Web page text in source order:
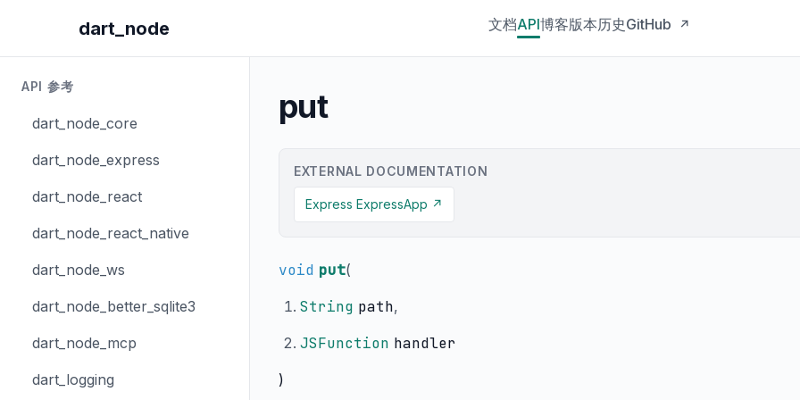
dart_node 文档API博客版本历史GitHub ↗
API 参考
dart_node_core
dart_node_express
dart_node_react
dart_node_react_native
dart_node_ws
dart_node_better_sqlite3
dart_node_mcp
dart_logging
put
EXTERNAL DOCUMENTATION
Express ExpressApp ↗
void put(
String path,
JSFunction handler
)